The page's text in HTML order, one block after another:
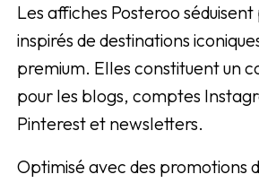
Les affiches Posteroo
inspirés de destinations
premium. Elles constituent un
pour les blogs, comptes
Pinterest et newsletters.
Optimisé avec des promotions